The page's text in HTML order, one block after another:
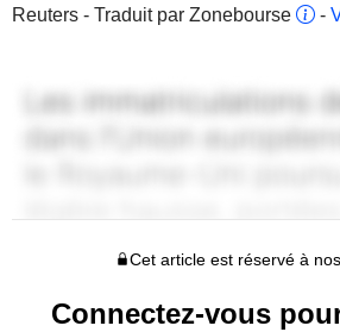
Reuters - Traduit par Zonebourse
-
Cet article est réservé à
Connectez-vous